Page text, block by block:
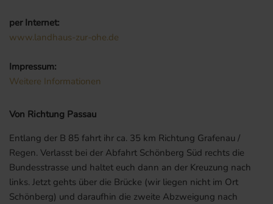
per Internet:
www.landhaus-zur-ohe.de
Impressum:
Weitere Informationen
Von Richtung Passau
Entlang der B 85 fahrt ihr ca. 35 km Richtung Grafenau /
Regen. Verlasst bei der Abfahrt Schönberg Süd rechts die
Bundesstrasse und haltet euch dann an der Kreuzung nach
links. Jetzt gehts über die Brücke (wir liegen nicht im Ort
Schönberg) und daraufhin die zweite Abzweigung nach